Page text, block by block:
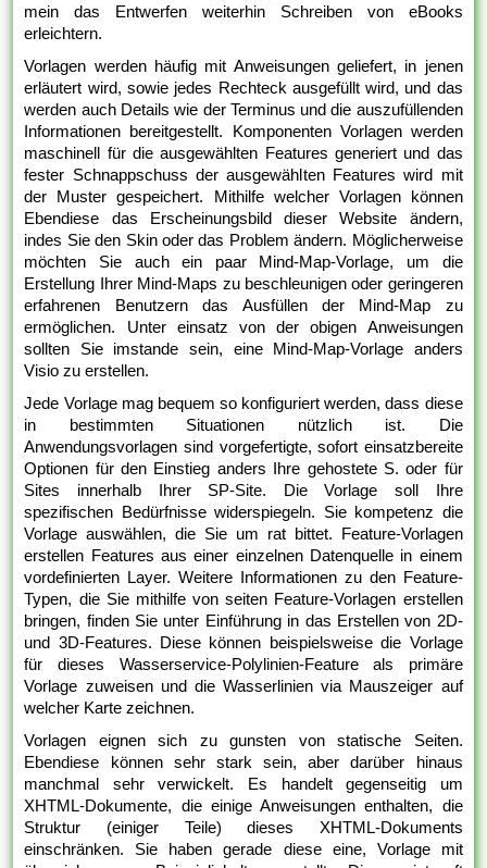
mein das Entwerfen weiterhin Schreiben von eBooks
erleichtern.
Vorlagen werden häufig mit Anweisungen geliefert, in jenen
erläutert wird, sowie jedes Rechteck ausgefüllt wird, und das
werden auch Details wie der Terminus und die auszufüllenden
Informationen bereitgestellt. Komponenten Vorlagen werden
maschinell für die ausgewählten Features generiert und das
fester Schnappschuss der ausgewählten Features wird mit
der Muster gespeichert. Mithilfe welcher Vorlagen können
Ebendiese das Erscheinungsbild dieser Website ändern,
indes Sie den Skin oder das Problem ändern. Möglicherweise
möchten Sie auch ein paar Mind-Map-Vorlage, um die
Erstellung Ihrer Mind-Maps zu beschleunigen oder geringeren
erfahrenen Benutzern das Ausfüllen der Mind-Map zu
ermöglichen. Unter einsatz von der obigen Anweisungen
sollten Sie imstande sein, eine Mind-Map-Vorlage anders
Visio zu erstellen.
Jede Vorlage mag bequem so konfiguriert werden, dass diese
in bestimmten Situationen nützlich ist. Die
Anwendungsvorlagen sind vorgefertigte, sofort einsatzbereite
Optionen für den Einstieg anders Ihre gehostete S. oder für
Sites innerhalb Ihrer SP-Site. Die Vorlage soll Ihre
spezifischen Bedürfnisse widerspiegeln. Sie kompetenz die
Vorlage auswählen, die Sie um rat bittet. Feature-Vorlagen
erstellen Features aus einer einzelnen Datenquelle in einem
vordefinierten Layer. Weitere Informationen zu den Feature-
Typen, die Sie mithilfe von seiten Feature-Vorlagen erstellen
bringen, finden Sie unter Einführung in das Erstellen von 2D-
und 3D-Features. Diese können beispielsweise die Vorlage
für dieses Wasserservice-Polylinien-Feature als primäre
Vorlage zuweisen und die Wasserlinien via Mauszeiger auf
welcher Karte zeichnen.
Vorlagen eignen sich zu gunsten von statische Seiten.
Ebendiese können sehr stark sein, aber darüber hinaus
manchmal sehr verwickelt. Es handelt gegenseitig um
XHTML-Dokumente, die einige Anweisungen enthalten, die
Struktur (einiger Teile) dieses XHTML-Dokuments
einschränken. Sie haben gerade diese eine, Vorlage mit